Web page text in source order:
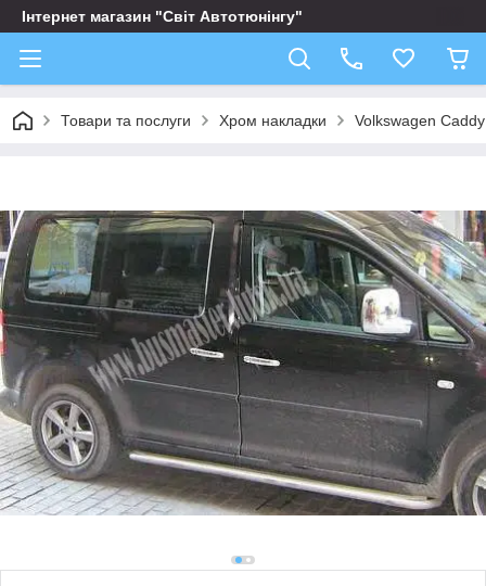
Інтернет магазин "Світ Автотюнінгу"
Товари та послуги Хром накладки Volkswagen Caddy